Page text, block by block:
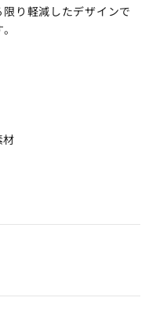
り軽減したデザインで
材